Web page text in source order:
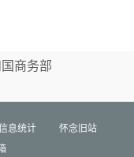
商务部
息统计
怀念旧站